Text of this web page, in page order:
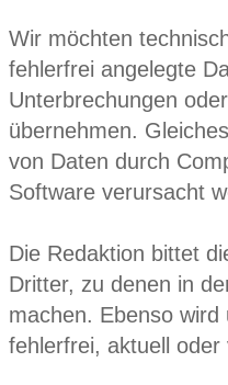
Wir möchten
fehlerfrei angelegte
Unterbrechungen
übernehmen.
von Daten durch
Software verursacht
Die Redaktion bittet
Dritter, zu denen in
machen. Ebenso
fehlerfrei, aktuell oder